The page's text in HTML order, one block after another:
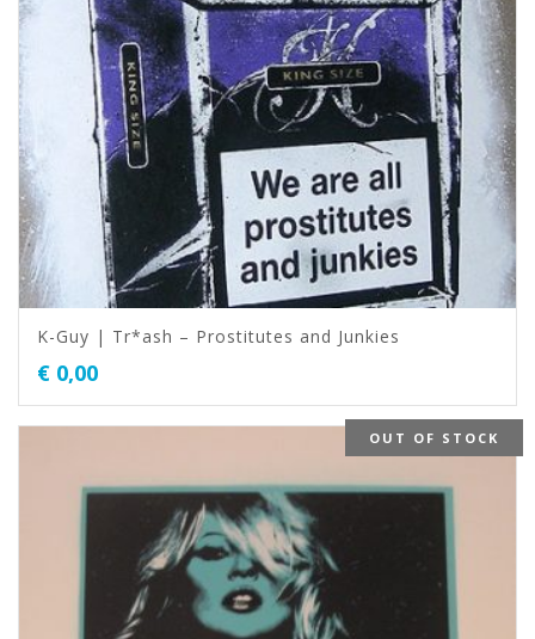
K-Guy | Tr*ash – Prostitutes and Junkies
€ 0,00
OUT OF STOCK